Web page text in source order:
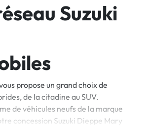
Suzuki
propose un grand choix de
de la citadine au SUV.
de véhicules neufs de la marque
concession Suzuki Dieppe Mary